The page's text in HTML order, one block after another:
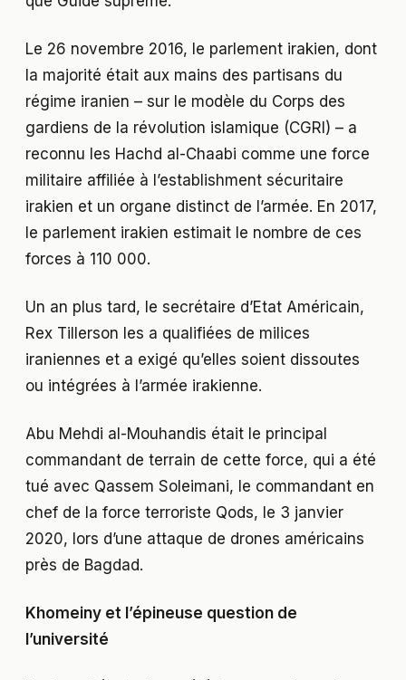
Le 26 novembre 2016, le parlement irakien, dont
la majorité était aux mains des partisans du
régime iranien – sur le modèle du Corps des
gardiens de la révolution islamique (CGRI) – a
reconnu les Hachd al-Chaabi comme une force
militaire affiliée à l’establishment sécuritaire
irakien et un organe distinct de l’armée. En 2017,
le parlement irakien estimait le nombre de ces
forces à 110 000.
Un an plus tard, le secrétaire d’Etat Américain,
Rex Tillerson les a qualifiées de milices
iraniennes et a exigé qu’elles soient dissoutes
ou intégrées à l’armée irakienne.
Abu Mehdi al-Mouhandis était le principal
commandant de terrain de cette force, qui a été
tué avec Qassem Soleimani, le commandant en
chef de la force terroriste Qods, le 3 janvier
2020, lors d’une attaque de drones américains
près de Bagdad.
Khomeiny et l’épineuse question de
l’université